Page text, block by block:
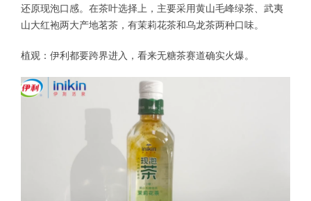
还原现泡口感。在茶叶选择上，主要采用黄山毛峰绿茶、武夷
山大红袍两大产地茗茶，有茉莉花茶和乌龙茶两种口味。
植观：伊利都要跨界进入，看来无糖茶赛道确实火爆。